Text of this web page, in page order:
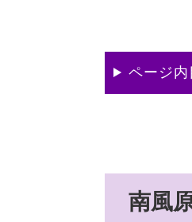
ページ内
南風